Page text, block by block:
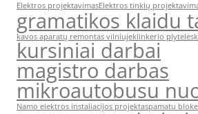
Elektros projektavimasElektros tinklų
gramatikos klaidu
kavos aparatų remontas vilniujeklinkerio plytelės
kursiniai darbai
magistro darbas
mikroautobusu
Namo elektros instaliacijos projektaspamatu